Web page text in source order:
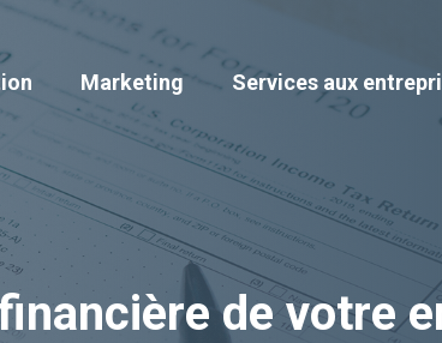
Marketing Services aux
de votre